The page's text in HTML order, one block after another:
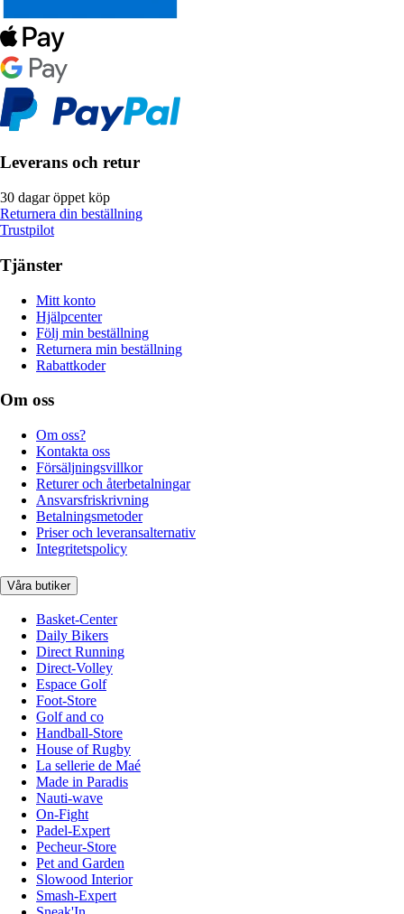
Leverans och retur
30 dagar öppet köp
Returnera din beställning
Trustpilot
Tjänster
Mitt konto
Hjälpcenter
Följ min beställning
Returnera min beställning
Rabattkoder
Om oss
Om oss?
Kontakta oss
Försäljningsvillkor
Returer och återbetalningar
Ansvarsfriskrivning
Betalningsmetoder
Priser och leveransalternativ
Integritetspolicy
Våra butiker
Basket-Center
Daily Bikers
Direct Running
Direct-Volley
Espace Golf
Foot-Store
Golf and co
Handball-Store
House of Rugby
La sellerie de Maé
Made in Paradis
Nauti-wave
On-Fight
Padel-Expert
Pecheur-Store
Pet and Garden
Slowood Interior
Smash-Expert